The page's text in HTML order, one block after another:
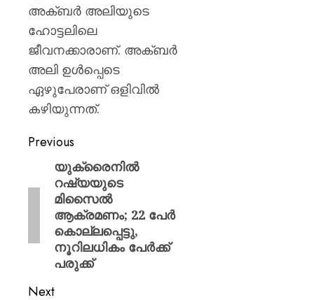
അക്ബർ അലിയുടെ
ഹോട്ടലിലെ
ജീവനക്കാരാണ്. അക്ബർ
അലി ഉൾപ്പെടെ
ഏഴുപേരാണ് ഒളിവിൽ
കഴിയുന്നത്.
Previous
യുക്രൈനിൽ
റഷ്യയുടെ
മിസൈൽ
ആക്രമണം; 22 പേർ
കൊല്ലപ്പെട്ടു,
നൂറിലധികം പേർക്ക്
പരുക്ക്
Next